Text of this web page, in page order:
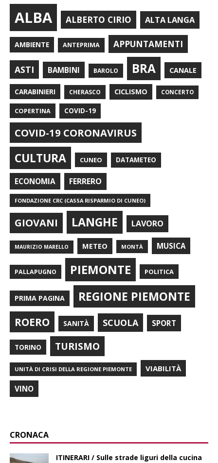
ALBA ALBERTO CIRIO ALTA LANGA
AMBIENTE ANTEPRIMA APPUNTAMENTI
ASTI BAMBINI BAROLO BRA CANALE
CARABINIERI CHERASCO CICLISMO CONCERTO
COPERTINA COVID-19
COVID-19 CORONAVIRUS
CULTURA CUNEO DATAMETEO
ECONOMIA FERRERO
FONDAZIONE CRC (CASSA RISPARMIO DI CUNEO)
GIOVANI LANGHE LAVORO
MAURIZIO MARELLO METEO MONTÀ MUSICA
PALLAPUGNO PIEMONTE POLITICA
PRIMA PAGINA REGIONE PIEMONTE
ROERO SANITÀ SCUOLA SPORT
TORINO TURISMO
UNITÀ DI CRISI DELLA REGIONE PIEMONTE VIABILITÀ
VINO
CRONACA
ITINERARI / Sulle strade liguri della cucina